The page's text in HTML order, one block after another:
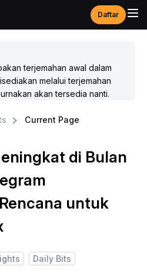
Daftar
terjemahan awal dalam
melalui terjemahan
akan tersedia nanti.
Current Page
di Bulan
untuk
Daily Bits